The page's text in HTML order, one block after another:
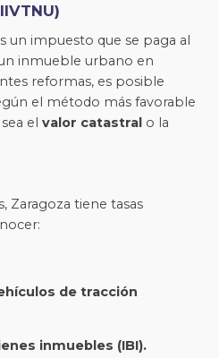
un impuesto que se paga al
inmueble urbano en
reformas, es posible
el método más favorable
el valor catastral o la
Zaragoza tiene tasas
de tracción
inmuebles (IBI).